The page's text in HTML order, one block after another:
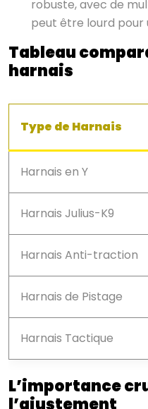
robuste, avec de
peut être lourd pour
Tableau
harnais
Type de Harnais
Harnais en Y
Harnais Julius-K9
Harnais Anti-traction
Harnais de Pistage
Harnais Tactique
L’importance
l’ajustement